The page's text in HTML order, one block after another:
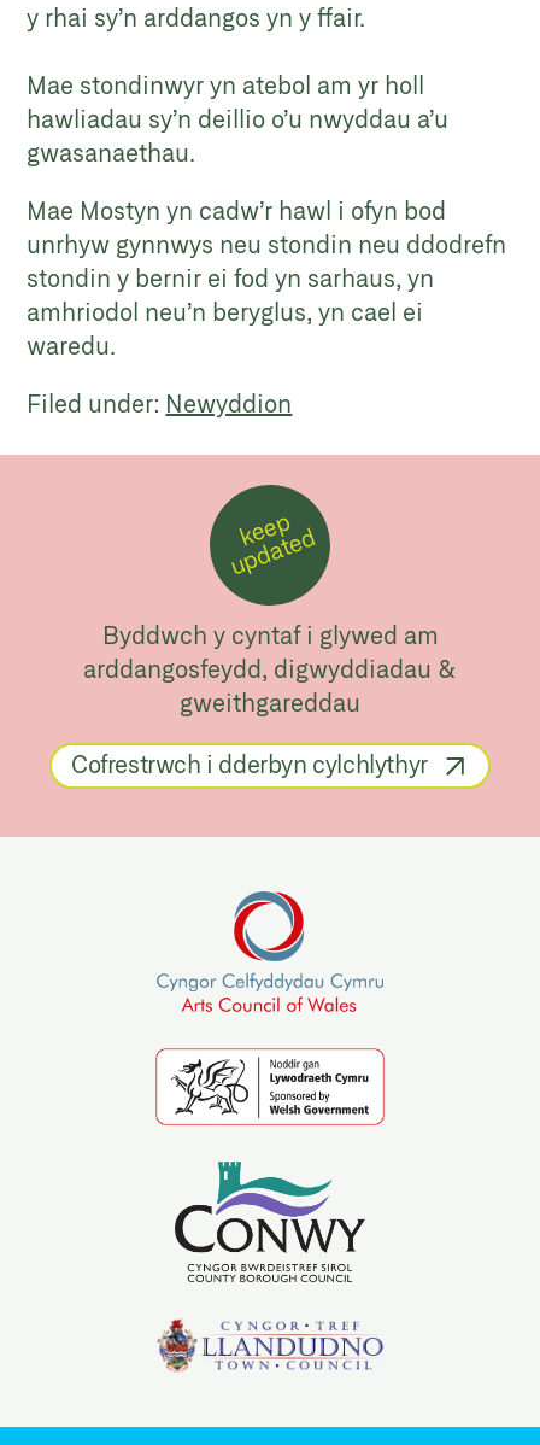
y rhai sy’n arddangos yn y ffair.
Mae stondinwyr yn atebol am yr holl
hawliadau sy’n deillio o’u nwyddau a’u
gwasanaethau.
Mae Mostyn yn cadw’r hawl i ofyn bod
unrhyw gynnwys neu stondin neu ddodrefn
stondin y bernir ei fod yn sarhaus, yn
amhriodol neu’n beryglus, yn cael ei
waredu.
Filed under: Newyddion
k
e
e
p
u
p
d
a
t
e
d
Byddwch y cyntaf i glywed am
arddangosfeydd, digwyddiadau &
gweithgareddau
Cofrestrwch i dderbyn cylchlythyr